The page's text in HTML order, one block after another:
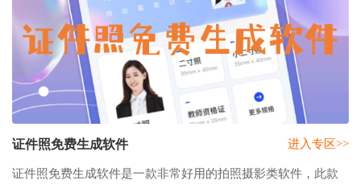
证件照免费生成软件
证件照免费生成软件是一款非常好用的拍照摄影类软件，此款
进入专区>>